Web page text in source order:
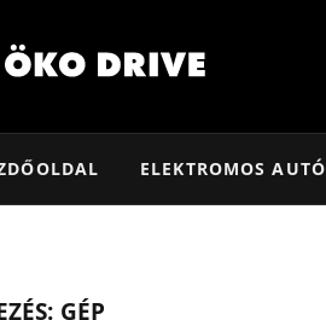
ELEKTROMOS AUTÓ
GÉP